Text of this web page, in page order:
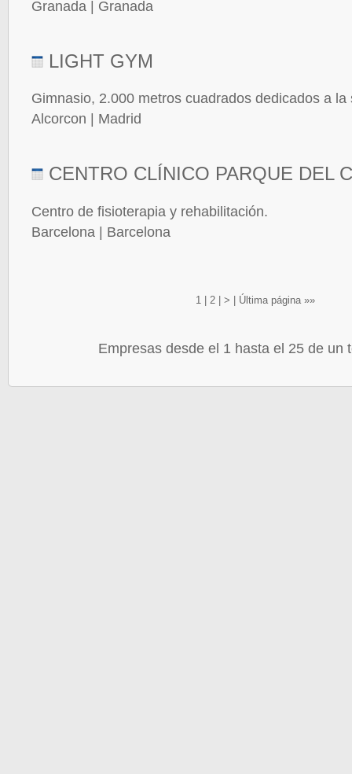
Granada | Granada
LIGHT GYM
Gimnasio, 2.000 metros cuadrados dedicados a la
Alcorcon | Madrid
CENTRO CLÍNICO PARQUE DEL
Centro de fisioterapia y rehabilitación.
Barcelona | Barcelona
1 | 2 | > | Última página »»
Empresas desde el 1 hasta el 25 de un